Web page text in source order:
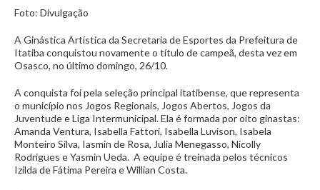
Foto: Divulgação
A Ginástica Artística da Secretaria de Esportes da Prefeitura de
Itatiba conquistou novamente o título de campeã, desta vez em
Osasco, no último domingo, 26/10.
A conquista foi pela seleção principal itatibense, que representa
o município nos Jogos Regionais, Jogos Abertos, Jogos da
Juventude e Liga Intermunicipal. Ela é formada por oito ginastas:
Amanda Ventura, Isabella Fattori, Isabella Luvison, Isabela
Monteiro Silva, Iasmin de Rosa, Julia Menegasso, Nicolly
Rodrigues e Yasmin Ueda. A equipe é treinada pelos técnicos
Izilda de Fátima Pereira e Willian Costa.